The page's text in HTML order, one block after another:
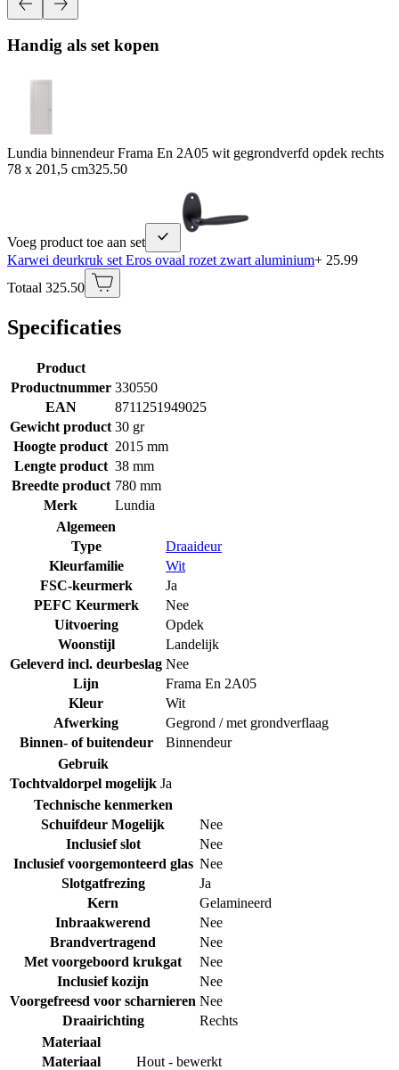
Handig als set kopen
Lundia binnendeur Frama En 2A05 wit gegrondverfd opdek rechts
78 x 201,5 cm325.50
Voeg product toe aan set
Karwei deurkruk set Eros ovaal rozet zwart aluminium+ 25.99
Totaal 325.50
Specificaties
Product
Productnummer 330550
EAN
8711251949025
Gewicht product 30 gr
Hoogte product 2015 mm
Lengte product 38 mm
Breedte product 780 mm
Merk
Lundia
Algemeen
Type
Draaideur
Kleurfamilie
Wit
FSC-keurmerk
Ja
PEFC Keurmerk
Nee
Uitvoering
Opdek
Woonstijl
Landelijk
Geleverd incl. deurbeslag Nee
Lijn
Frama En 2A05
Kleur
Wit
Afwerking
Gegrond / met grondverflaag
Binnen- of buitendeur
Binnendeur
Gebruik
Tochtvaldorpel mogelijk Ja
Technische kenmerken
Schuifdeur Mogelijk
Nee
Inclusief slot
Nee
Inclusief voorgemonteerd glas Nee
Slotgatfrezing
Ja
Kern
Gelamineerd
Inbraakwerend
Nee
Brandvertragend
Nee
Met voorgeboord krukgat
Nee
Inclusief kozijn
Nee
Voorgefreesd voor scharnieren Nee
Draairichting
Rechts
Materiaal
Materiaal
Hout - bewerkt